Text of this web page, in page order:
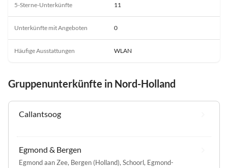
5-Sterne-Unterkünfte 11
Unterkünfte mit Angeboten 0
Häufige Ausstattungen WLAN
Gruppenunterkünfte in Nord-Holland
Callantsoog
Egmond & Bergen
Egmond aan Zee, Bergen (Holland), Schoorl, Egmond-